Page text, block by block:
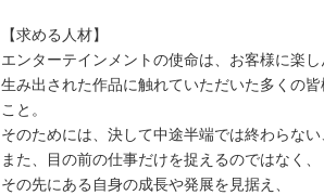
【求める人材】
エンターテインメントの使命は、お客様に楽
生み出された作品に触れていただいた多くの
こと。
そのためには、決して中途半端では終わらない
また、目の前の仕事だけを捉えるのではなく、
その先にある自身の成長や発展を見据え、